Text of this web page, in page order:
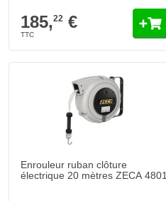
185,22 €
Enrouleur ruban clôture
électrique 20 mètres ZECA 4801